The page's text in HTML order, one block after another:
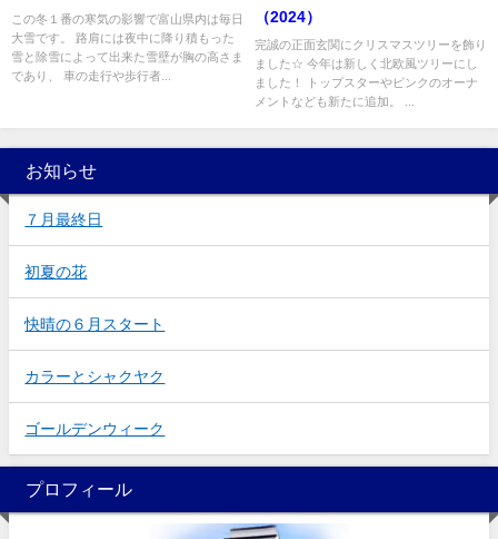
この冬１番の寒気の影響で富山県内は毎日
大雪です。 路肩には夜中に降り積もった
雪と除雪によって出来た雪壁が胸の高さま
であり、 車の走行や歩行者...
（2024）
完誠の正面玄関にクリスマスツリーを飾り
ました☆ 今年は新しく北欧風ツリーにし
ました！ トップスターやピンクのオーナ
メントなども新たに追加。 ...
お知らせ
７月最終日
初夏の花
快晴の６月スタート
カラーとシャクヤク
ゴールデンウィーク
プロフィール